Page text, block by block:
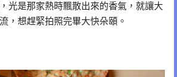
光是那家熱時飄散出來的香氣，就讓大
，想趕緊拍照完畢大快朵頤。